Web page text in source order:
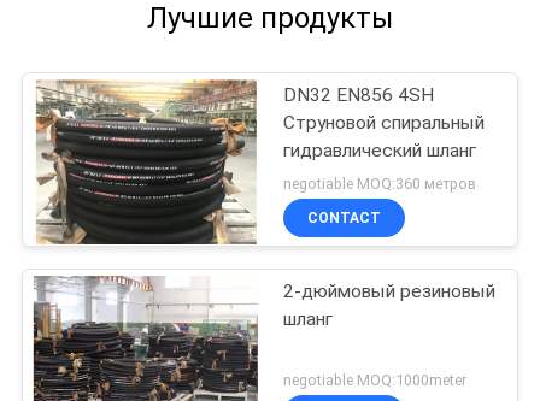
Лучшие продукты
DN32 EN856 4SH
Струновой спиральный
гидравлический шланг
negotiable MOQ:360 метров
CONTACT
2-дюймовый резиновый
шланг
negotiable MOQ:1000meter